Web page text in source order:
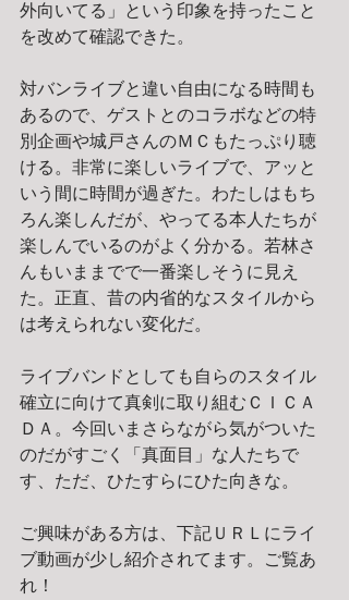
外向いてる」という印象を持ったこと
を改めて確認できた。
対バンライブと違い自由になる時間も
あるので、ゲストとのコラボなどの特
別企画や城戸さんのＭＣもたっぷり聴
ける。非常に楽しいライブで、アッと
いう間に時間が過ぎた。わたしはもち
ろん楽しんだが、やってる本人たちが
楽しんでいるのがよく分かる。若林さ
んもいままでで一番楽しそうに見え
た。正直、昔の内省的なスタイルから
は考えられない変化だ。
ライブバンドとしても自らのスタイル
確立に向けて真剣に取り組むＣＩＣＡ
ＤＡ。今回いまさらながら気がついた
のだがすごく「真面目」な人たちで
す、ただ、ひたすらにひた向きな。
ご興味がある方は、下記ＵＲＬにライ
ブ動画が少し紹介されてます。ご覧あ
れ！